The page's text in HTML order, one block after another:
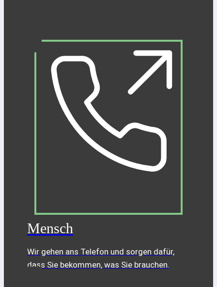
Mensch
Wir gehen ans Telefon und sorgen dafür,
dass Sie bekommen, was Sie brauchen.